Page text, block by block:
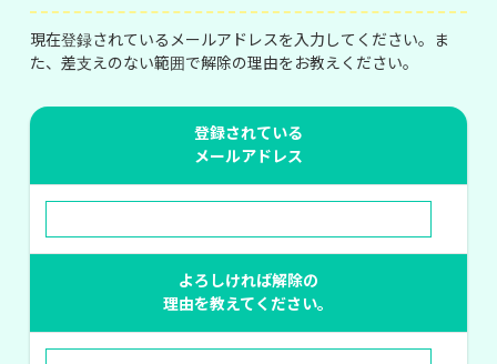
現在登録されているメールアドレスを入力してください。ま
た、差支えのない範囲で解除の理由をお教えください。
登録されている
メールアドレス
よろしければ解除の
理由を教えてください。